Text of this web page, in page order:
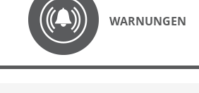
WARNUNGEN